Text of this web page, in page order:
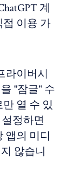
계
이용 가
라이버시
"잠글" 수
만 열 수 있
정하면
앱의 미디
않습니